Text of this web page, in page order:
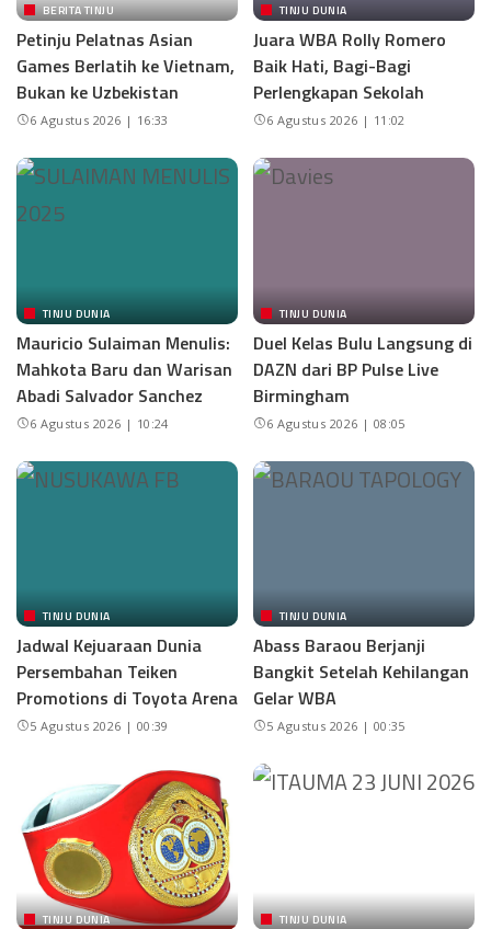
BERITA TINJU
Petinju Pelatnas Asian
Games Berlatih ke Vietnam,
Bukan ke Uzbekistan
6 Agustus 2026 | 16:33
TINJU DUNIA
Juara WBA Rolly Romero
Baik Hati, Bagi-Bagi
Perlengkapan Sekolah
6 Agustus 2026 | 11:02
TINJU DUNIA
Mauricio Sulaiman Menulis:
Mahkota Baru dan Warisan
Abadi Salvador Sanchez
6 Agustus 2026 | 10:24
TINJU DUNIA
Duel Kelas Bulu Langsung di
DAZN dari BP Pulse Live
Birmingham
6 Agustus 2026 | 08:05
TINJU DUNIA
Jadwal Kejuaraan Dunia
Persembahan Teiken
Promotions di Toyota Arena
5 Agustus 2026 | 00:39
TINJU DUNIA
Abass Baraou Berjanji
Bangkit Setelah Kehilangan
Gelar WBA
5 Agustus 2026 | 00:35
TINJU DUNIA TINJU DUNIA